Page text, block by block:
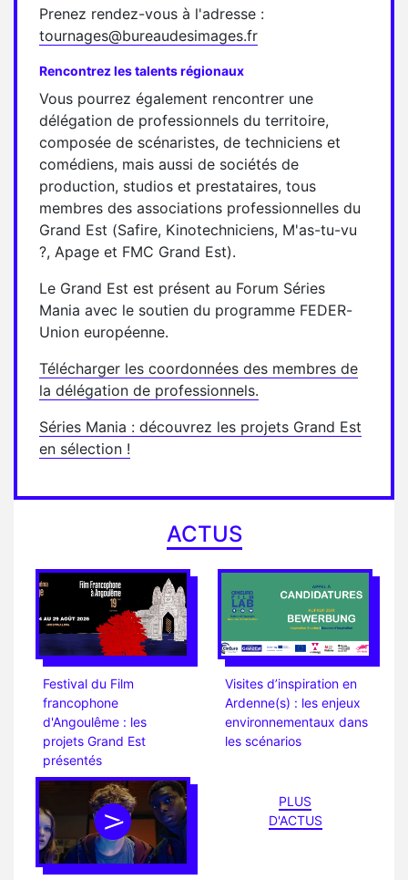
Prenez rendez-vous à l'adresse :
tournages@bureaudesimages.fr
Rencontrez les talents régionaux
Vous pourrez également rencontrer une
délégation de professionnels du territoire,
composée de scénaristes, de techniciens et
comédiens, mais aussi de sociétés de
production, studios et prestataires, tous
membres des associations professionnelles du
Grand Est (Safire, Kinotechniciens, M'as-tu-vu
?, Apage et FMC Grand Est).
Le Grand Est est présent au Forum Séries
Mania avec le soutien du programme FEDER-
Union européenne.
Télécharger les coordonnées des membres de
la délégation de professionnels.
Séries Mania : découvrez les projets Grand Est
en sélection !
ACTUS
Festival du Film
francophone
d'Angoulême : les
projets Grand Est
présentés
Visites d’inspiration en
Ardenne(s) : les enjeux
environnementaux dans
les scénarios
PLUS
D'ACTUS